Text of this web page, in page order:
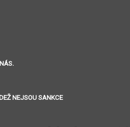
NEJSOU SANKCE